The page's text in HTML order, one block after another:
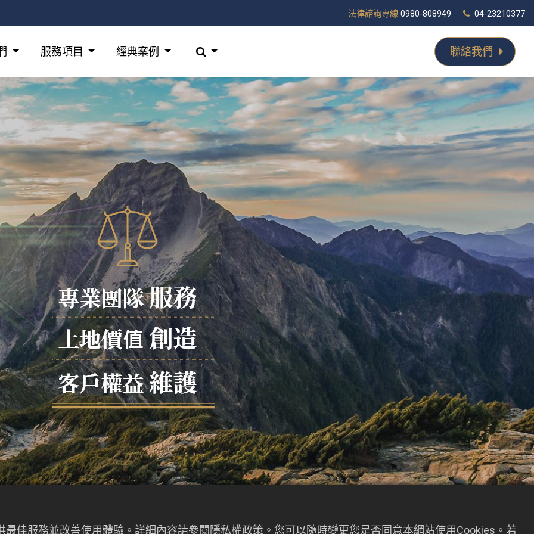
法律諮詢專線 0980-808949 04-23210377
服務項目 經典案例 聯絡我們
佳服務並改善使用體驗。詳細內容請參閱隱私權政策。您可以隨時變更您是否同意本網站使用Cookies。若